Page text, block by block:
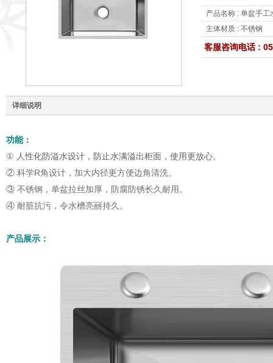
产品名称 : 单盆手工
主体材质 : 不锈钢
客服咨询电话 :
详细说明
功能：
① 人性化防溢水设计，防止水满溢出柜面，使用更放心。
② 科学R角设计，加大内径更方便边角清洗。
③ 不锈钢，单盆拉丝加厚，防腐防锈长久耐用。
④ 耐脏抗污，令水槽亮丽持久。
产品展示：